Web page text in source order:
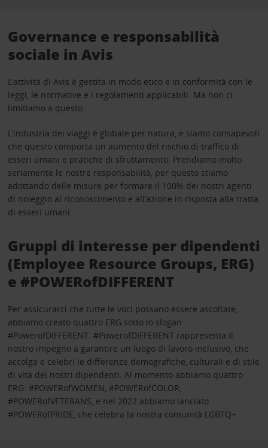
Governance e responsabilità
sociale in Avis
L’attività di Avis è gestita in modo etico e in conformità con le
leggi, le normative e i regolamenti applicabili. Ma non ci
limitiamo a questo.
L’industria dei viaggi è globale per natura, e siamo consapevoli
che questo comporta un aumento del rischio di traffico di
esseri umani e pratiche di sfruttamento. Prendiamo molto
seriamente le nostre responsabilità, per questo stiamo
adottando delle misure per formare il 100% dei nostri agenti
di noleggio al riconoscimento e all’azione in risposta alla tratta
di esseri umani.
Gruppi di interesse per dipendenti
(Employee Resource Groups, ERG)
e #POWERofDIFFERENT
Per assicurarci che tutte le voci possano essere ascoltate,
abbiamo creato quattro ERG sotto lo slogan
#PowerofDIFFERENT. #PowerofDIFFERENT rappresenta il
nostro impegno a garantire un luogo di lavoro inclusivo, che
accolga e celebri le differenze demografiche, culturali e di stile
di vita dei nostri dipendenti. Al momento abbiamo quattro
ERG: #POWERofWOMEN, #POWERofCOLOR,
#POWERofVETERANS, e nel 2022 abbiamo lanciato
#POWERofPRIDE, che celebra la nostra comunità LGBTQ+.